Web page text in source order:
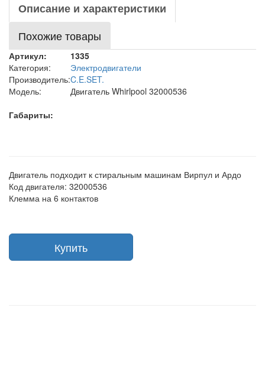
Описание и характеристики
Похожие товары
Артикул:
1335
Категория:
Электродвигатели
Производитель:C.E.SET.
Модель:
Двигатель Whirlpool 32000536
Габариты:
Двигатель подходит к стиральным машинам Вирпул и Ардо
Код двигателя: 32000536
Клемма на 6 контактов